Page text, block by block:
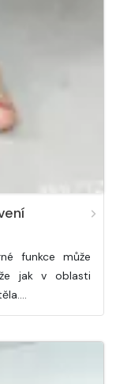
funkce může
jak v oblasti